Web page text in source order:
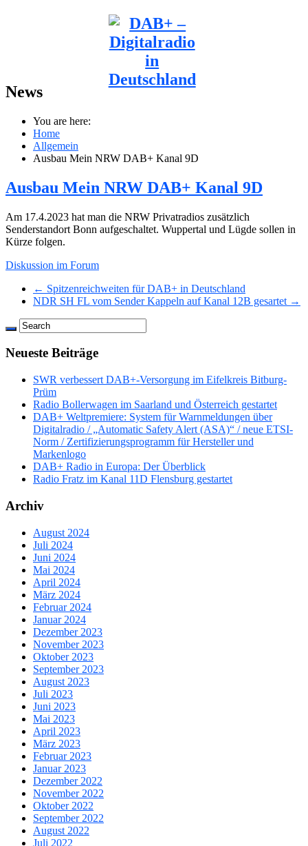
News
You are here:
Home
Allgemein
Ausbau Mein NRW DAB+ Kanal 9D
Ausbau Mein NRW DAB+ Kanal 9D
Am 17.4.2023 hat man die NRW Privatradios zusätzlich
Senderstandort Bonn aufgeschaltet. Wuppertal und Lügde sollen in
Kürze folgen.
Diskussion im Forum
← Spitzenreichweiten für DAB+ in Deutschland
NDR SH FL vom Sender Kappeln auf Kanal 12B gesartet →
Neueste Beiträge
SWR verbessert DAB+-Versorgung im Eifelkreis Bitburg-
Prüm
Radio Bollerwagen im Saarland und Österreich gestartet
DAB+ Weltpremiere: System für Warnmeldungen über
Digitalradio / „Automatic Safety Alert (ASA)“ / neue ETSI-
Norm / Zertifizierungsprogramm für Hersteller und
Markenlogo
DAB+ Radio in Europa: Der Überblick
Radio Fratz im Kanal 11D Flensburg gestartet
Archiv
August 2024
Juli 2024
Juni 2024
Mai 2024
April 2024
März 2024
Februar 2024
Januar 2024
Dezember 2023
November 2023
Oktober 2023
September 2023
August 2023
Juli 2023
Juni 2023
Mai 2023
April 2023
März 2023
Februar 2023
Januar 2023
Dezember 2022
November 2022
Oktober 2022
September 2022
August 2022
Juli 2022